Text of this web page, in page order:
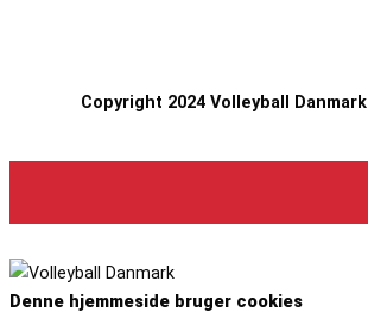
Copyright 2024 Volleyball Danmark
Denne hjemmeside bruger cookies